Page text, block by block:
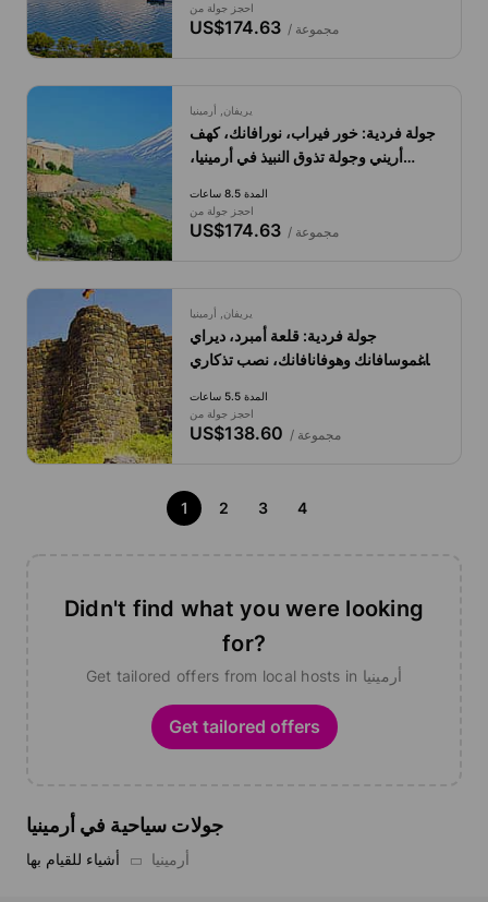
احجز جولة من
US$174.63 / مجموعة
يريفان, أرمينيا
جولة فردية: خور فيراب، نورافانك، كهف
أريني وجولة تذوق النبيذ في أرمينيا،
المدة 8.5 ساعات
احجز جولة من
US$174.63 / مجموعة
يريفان, أرمينيا
جولة فردية: قلعة أمبرد، ديراي
ساغموسافانك وهوفانافانك، نصب تذكاري
المدة 5.5 ساعات
احجز جولة من
US$138.60 / مجموعة
1 2 3 4
Didn't find what you were looking
for?
Get tailored offers from local hosts in أرمينيا
Get tailored offers
جولات سياحية في أرمينيا
أشياء للقيام بها أرمينيا